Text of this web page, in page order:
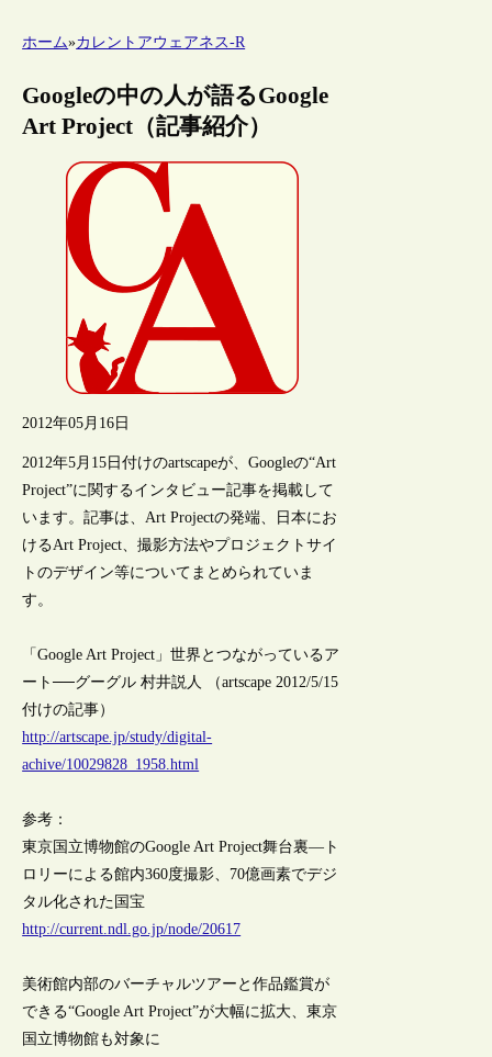
ホーム»カレントアウェアネス-R
Googleの中の人が語るGoogle
Art Project（記事紹介）
2012年05月16日
2012年5月15日付けのartscapeが、Googleの“Art
Project”に関するインタビュー記事を掲載して
います。記事は、Art Projectの発端、日本にお
けるArt Project、撮影方法やプロジェクトサイ
トのデザイン等についてまとめられていま
す。
「Google Art Project」世界とつながっているア
ート──グーグル 村井説人 （artscape 2012/5/15
付けの記事）
http://artscape.jp/study/digital-
achive/10029828_1958.html
参考：
東京国立博物館のGoogle Art Project舞台裏―ト
ロリーによる館内360度撮影、70億画素でデジ
タル化された国宝
http://current.ndl.go.jp/node/20617
美術館内部のバーチャルツアーと作品鑑賞が
できる“Google Art Project”が大幅に拡大、東京
国立博物館も対象に